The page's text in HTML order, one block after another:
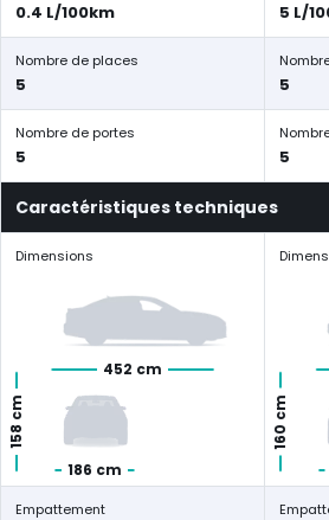
0.4 L/100km 5 L/
Nombre de places
5 5
Nombre de portes
5 5
Caractéristiques techniques
Dimensions
452 cm
186 cm
158 cm 160 cm
Empattement